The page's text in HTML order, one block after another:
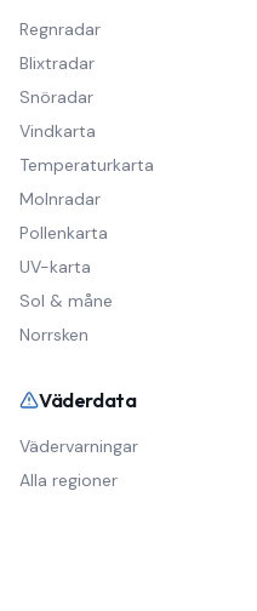
Regnradar
Blixtradar
Snöradar
Vindkarta
Temperaturkarta
Molnradar
Pollenkarta
UV-karta
Sol & måne
Norrsken
Väderdata
Vädervarningar
Alla regioner